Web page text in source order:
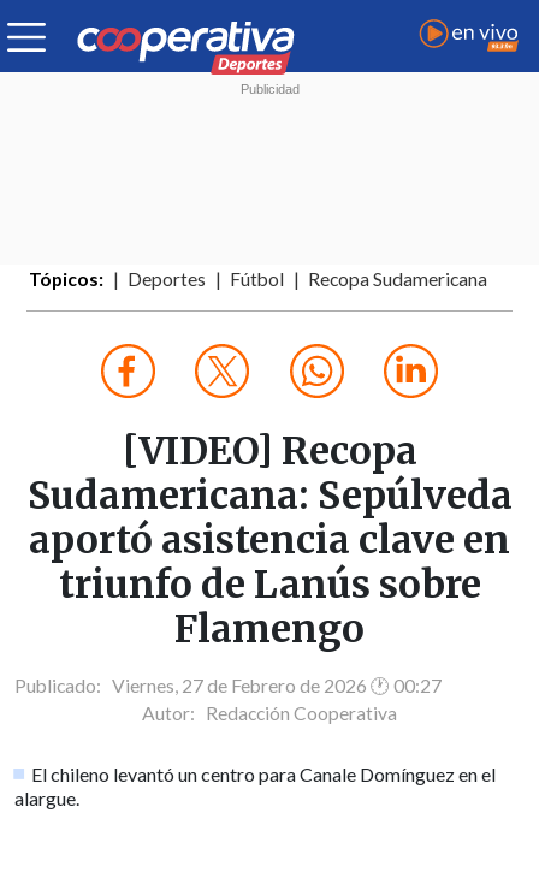
Tópicos: Deportes Fútbol Recopa Sudamericana
[VIDEO] Recopa
Sudamericana: Sepúlveda
aportó asistencia clave en
triunfo de Lanús sobre
Flamengo
Publicado: Viernes, 27 de Febrero de 2026 🕐 00:27
Autor: Redacción Cooperativa
El chileno levantó un centro para Canale Domínguez en el
alargue.